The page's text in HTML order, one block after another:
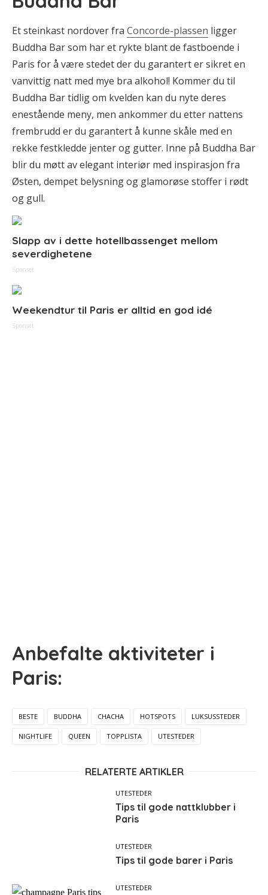
Et steinkast nordover fra Concorde-plassen ligger
Buddha Bar som har et rykte blant de fastboende i
Paris for å være stedet der du garantert er sikret en
vanvittig natt med mye bra alkohol! Kommer du til
Buddha Bar tidlig om kvelden kan du nyte deres
enestående meny, men ankommer du etter nattens
frembrudd er du garantert å kunne skåle med en
rekke festkledde jenter og gutter. Inne på Buddha Bar
blir du møtt av elegant interiør med inspirasjon fra
Østen, dempet belysning og glamorøse stoffer i rødt
og gull.
Slapp av i dette hotellbassenget mellom
severdighetene
Sponset
Weekendtur til Paris er alltid en god idé
Sponset
Anbefalte aktiviteter i
Paris:
BESTE BUDDHA CHACHA HOTSPOTS LUKSUSSTEDER
NIGHTLIFE QUEEN TOPPLISTA UTESTEDER
RELATERTE ARTIKLER
UTESTEDER
Tips til gode nattklubber i
Paris
UTESTEDER
Tips til gode barer i Paris
UTESTEDER